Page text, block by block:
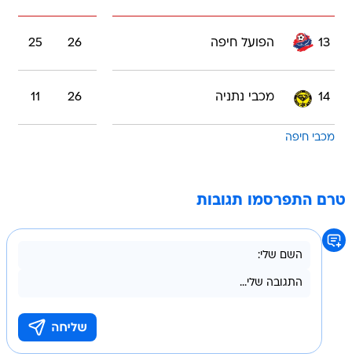
13 הפועל חיפה 26
25
14 מכבי נתניה 26
11
מכבי חיפה
טרם התפרסמו תגובות